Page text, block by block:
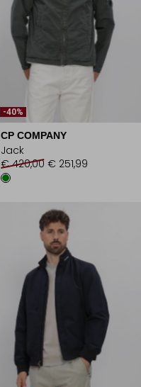
-40%
CP COMPANY
Jack
€ 420,00 € 251,99